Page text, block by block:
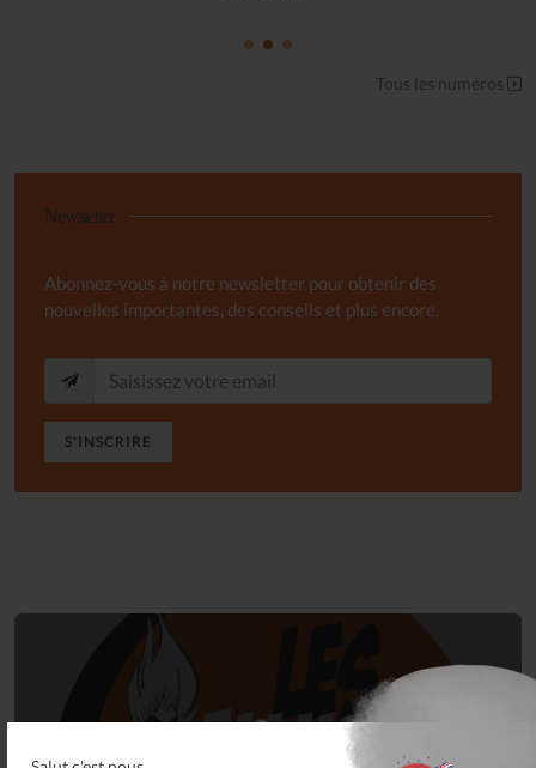
Tous les numéros
Newsletter
Abonnez-vous à notre newsletter pour obtenir des
nouvelles importantes, des conseils et plus encore.
S'INSCRIRE